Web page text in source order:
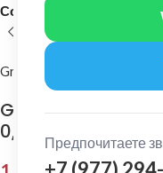
Предпочитаете
Софит
Grand Line
Grand Line: Софит
0,5 мм Ral 7016